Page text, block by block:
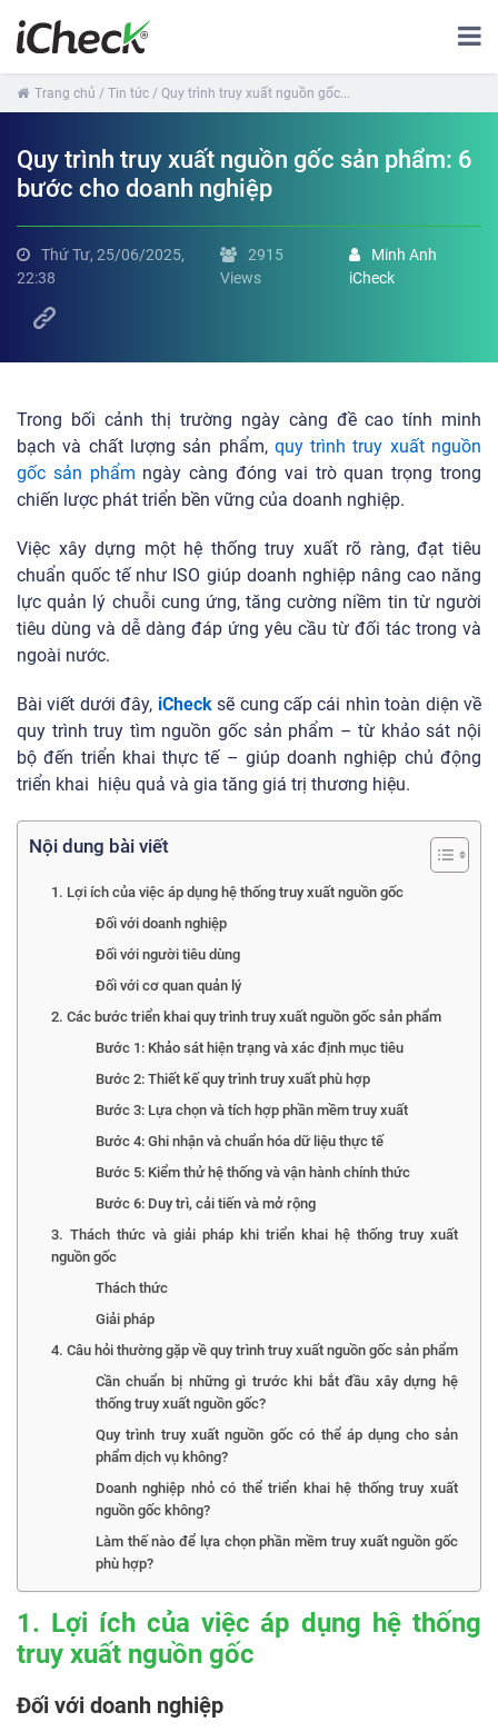
Trang chủ / Tin tức / Quy trình truy xuất nguồn gốc...
Quy trình truy xuất nguồn gốc sản phẩm: 6
bước cho doanh nghiệp
Thứ Tư, 25/06/2025,
22:38
2915
Views
Minh Anh
iCheck
Trong bối cảnh thị trường ngày càng đề cao tính minh
bạch và chất lượng sản phẩm, quy trình truy xuất nguồn
gốc sản phẩm ngày càng đóng vai trò quan trọng trong
chiến lược phát triển bền vững của doanh nghiệp.
Việc xây dựng một hệ thống truy xuất rõ ràng, đạt tiêu
chuẩn quốc tế như ISO giúp doanh nghiệp nâng cao năng
lực quản lý chuỗi cung ứng, tăng cường niềm tin từ người
tiêu dùng và dễ dàng đáp ứng yêu cầu từ đối tác trong và
ngoài nước.
Bài viết dưới đây, iCheck sẽ cung cấp cái nhìn toàn diện về
quy trình truy tìm nguồn gốc sản phẩm – từ khảo sát nội
bộ đến triển khai thực tế – giúp doanh nghiệp chủ động
triển khai hiệu quả và gia tăng giá trị thương hiệu.
Nội dung bài viết
1. Lợi ích của việc áp dụng hệ thống truy xuất nguồn gốc
Đối với doanh nghiệp
Đối với người tiêu dùng
Đối với cơ quan quản lý
2. Các bước triển khai quy trình truy xuất nguồn gốc sản phẩm
Bước 1: Khảo sát hiện trạng và xác định mục tiêu
Bước 2: Thiết kế quy trình truy xuất phù hợp
Bước 3: Lựa chọn và tích hợp phần mềm truy xuất
Bước 4: Ghi nhận và chuẩn hóa dữ liệu thực tế
Bước 5: Kiểm thử hệ thống và vận hành chính thức
Bước 6: Duy trì, cải tiến và mở rộng
3. Thách thức và giải pháp khi triển khai hệ thống truy xuất
nguồn gốc
Thách thức
Giải pháp
4. Câu hỏi thường gặp về quy trình truy xuất nguồn gốc sản phẩm
Cần chuẩn bị những gì trước khi bắt đầu xây dựng hệ
thống truy xuất nguồn gốc?
Quy trình truy xuất nguồn gốc có thể áp dụng cho sản
phẩm dịch vụ không?
Doanh nghiệp nhỏ có thể triển khai hệ thống truy xuất
nguồn gốc không?
Làm thế nào để lựa chọn phần mềm truy xuất nguồn gốc
phù hợp?
1. Lợi ích của việc áp dụng hệ thống
truy xuất nguồn gốc
Đối với doanh nghiệp